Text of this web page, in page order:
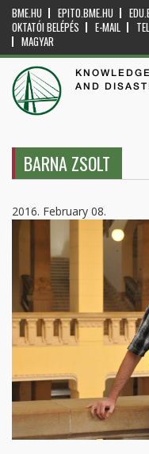
BME.HU EPITO.BME.HU
OKTATÓI BELÉPÉS
E-MAIL
MAGYAR
AND
BARNA ZSOLT
2016. February 08.